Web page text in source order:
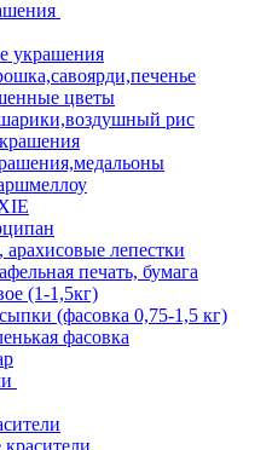
украшения
цветы
рис
лепестки
печать, бумага
(1-1,5кг)
(фасовка 0,75-1,5 кг)
фасовка